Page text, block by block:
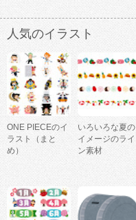
人気のイラスト
ONE PIECEのイ
ラスト（まと
め）
いろいろな夏の
イメージのライ
ン素材